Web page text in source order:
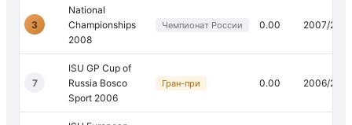
3
National
Championships
2008
Чемпионат России 0.00 2007/
7
ISU GP Cup of
Russia Bosco
Sport 2006
Гран-при 0.00 2006/